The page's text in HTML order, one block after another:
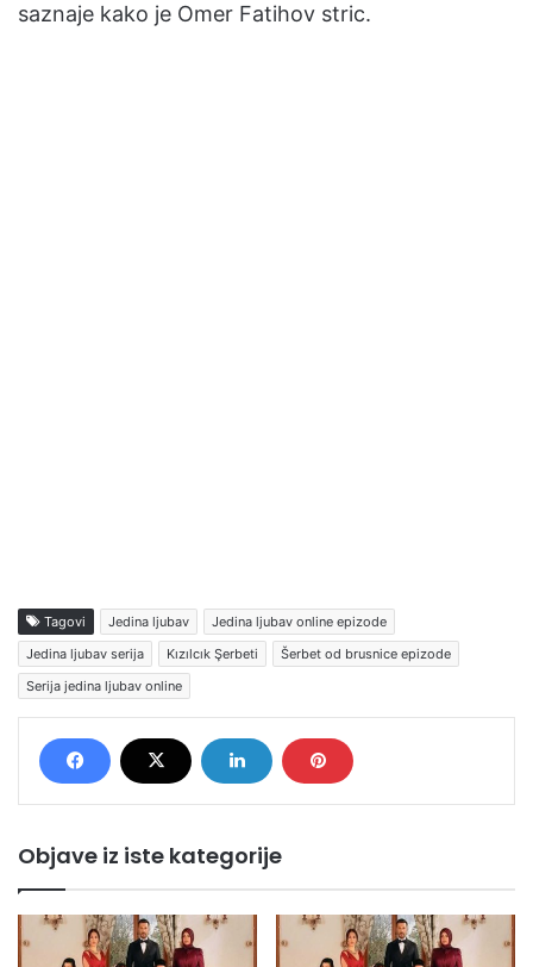
saznaje kako je Omer Fatihov stric.
Tagovi Jedina ljubav
Jedina ljubav online epizode
Jedina ljubav serija
Kızılcık Şerbeti
Šerbet od brusnice epizode
Serija jedina ljubav online
Objave iz iste kategorije